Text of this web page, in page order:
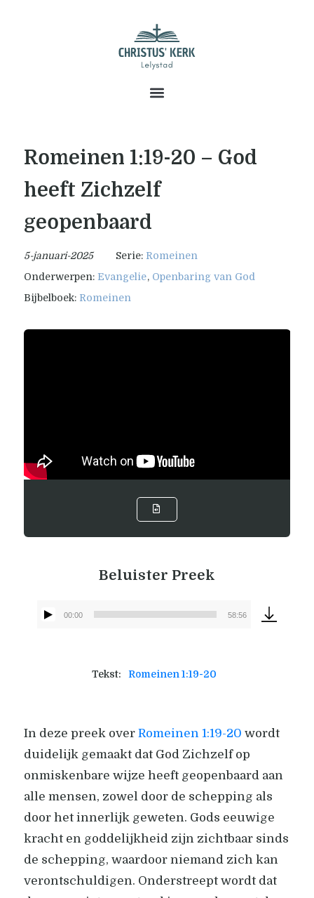
Romeinen 1:19-20 – God
heeft Zichzelf
geopenbaard
5-januari-2025 Serie: Romeinen
Onderwerpen: Evangelie, Openbaring van God
Bijbelboek: Romeinen
Beluister Preek
00:00 58:56
Tekst: Romeinen 1:19-20
In deze preek over Romeinen 1:19-20 wordt
duidelijk gemaakt dat God Zichzelf op
onmiskenbare wijze heeft geopenbaard aan
alle mensen, zowel door de schepping als
door het innerlijk geweten. Gods eeuwige
kracht en goddelijkheid zijn zichtbaar sinds
de schepping, waardoor niemand zich kan
verontschuldigen. Onderstreept wordt dat